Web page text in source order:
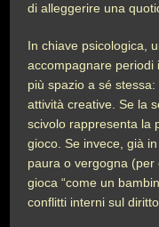
di alleggerire una
In chiave psicologica,
accompagnare periodi
più spazio a sé
attività creative. Se la
scivolo rappresenta la
gioco. Se invece, già
paura o vergogna
gioca “come un
conflitti interni sul